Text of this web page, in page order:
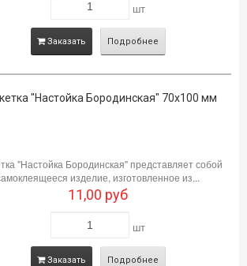
шт
Заказать Подробнее
"Настойка Бородинская" 70х100 мм
"Настойка Бородинская" представляет собой
изделие, изготовленное из...
11,00 руб
шт
Заказать Подробнее